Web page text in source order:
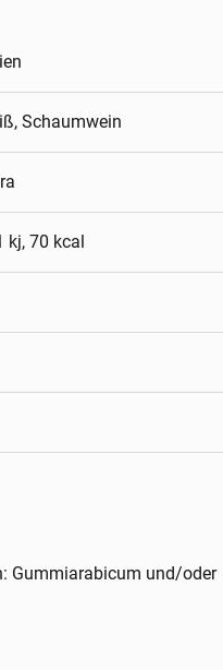
Schaumwein
kj, 70 kcal
Gummiarabicum und/oder